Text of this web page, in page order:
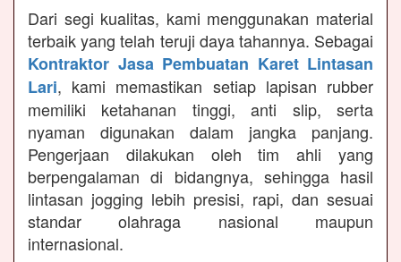
Dari segi kualitas, kami menggunakan material
terbaik yang telah teruji daya tahannya. Sebagai
Kontraktor Jasa Pembuatan Karet Lintasan
Lari, kami memastikan setiap lapisan rubber
memiliki ketahanan tinggi, anti slip, serta
nyaman digunakan dalam jangka panjang.
Pengerjaan dilakukan oleh tim ahli yang
berpengalaman di bidangnya, sehingga hasil
lintasan jogging lebih presisi, rapi, dan sesuai
standar olahraga nasional maupun
internasional.